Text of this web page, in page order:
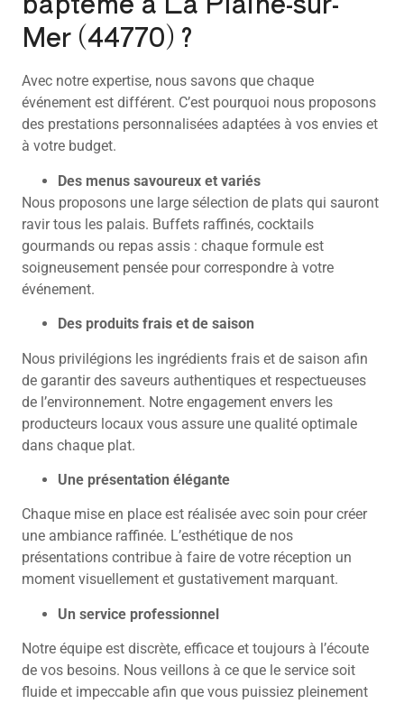
Mer (44770) ?
Avec notre expertise, nous savons que chaque
événement est différent. C’est pourquoi nous proposons
des prestations personnalisées adaptées à vos envies et
à votre budget.
Des menus savoureux et variés
Nous proposons une large sélection de plats qui sauront
ravir tous les palais. Buffets raffinés, cocktails
gourmands ou repas assis : chaque formule est
soigneusement pensée pour correspondre à votre
événement.
Des produits frais et de saison
Nous privilégions les ingrédients frais et de saison afin
de garantir des saveurs authentiques et respectueuses
de l’environnement. Notre engagement envers les
producteurs locaux vous assure une qualité optimale
dans chaque plat.
Une présentation élégante
Chaque mise en place est réalisée avec soin pour créer
une ambiance raffinée. L’esthétique de nos
présentations contribue à faire de votre réception un
moment visuellement et gustativement marquant.
Un service professionnel
Notre équipe est discrète, efficace et toujours à l’écoute
de vos besoins. Nous veillons à ce que le service soit
fluide et impeccable afin que vous puissiez pleinement